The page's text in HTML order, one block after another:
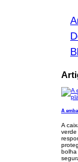
A
A
verde
bolha